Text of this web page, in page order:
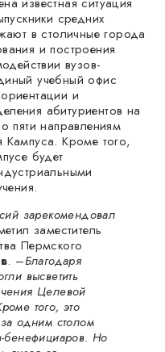
средних
в столичные города
и построения
вузов-
учебный офис
и
абитуриентов на
пяти направлениям
Кампуса. Кроме того,
будет
зарекомендовал
заместитель
Пермского
. –Благодаря
высветить
Целевой
того, это
одним столом
бенефициаров. Но